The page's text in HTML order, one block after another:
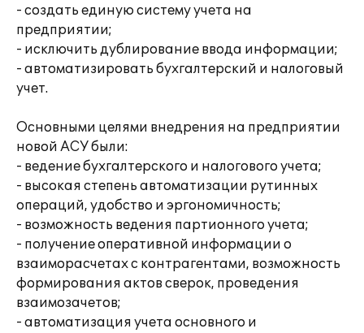
- создать единую систему учета на
предприятии;
- исключить дублирование ввода информации;
- автоматизировать бухгалтерский и налоговый
учет.
Основными целями внедрения на предприятии
новой АСУ были:
- ведение бухгалтерского и налогового учета;
- высокая степень автоматизации рутинных
операций, удобство и эргономичность;
- возможность ведения партионного учета;
- получение оперативной информации о
взаиморасчетах с контрагентами, возможность
формирования актов сверок, проведения
взаимозачетов;
- автоматизация учета основного и